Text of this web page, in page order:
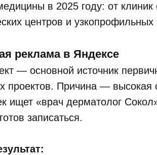
в 2025 году: от
центров и узкопрофильных
реклама в Яндексе
— основной источник
проектов. Причина — высокая
ищет «врач дерматолог
записаться.